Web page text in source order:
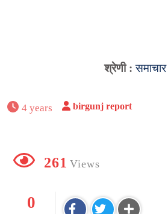
श्रेणी :समाचार
4 years birgunj report
261 Views
0